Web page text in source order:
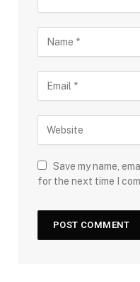
Save my name,
for the next time I